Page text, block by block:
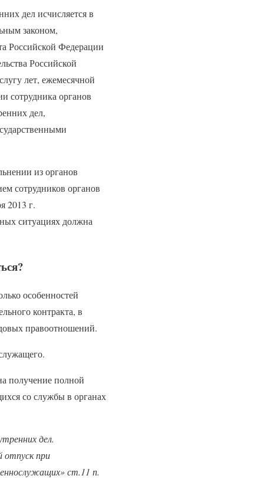
дел исчисляется в
законом,
Российской Федерации
Российской
лет, ежемесячной
сотрудника органов
дел,
из органов
сотрудников органов
2013 г.
ситуациях должна
особенностей
контракта, в
правоотношений.
получение полной
со службы в органах
дел.
при
ст.11 п.